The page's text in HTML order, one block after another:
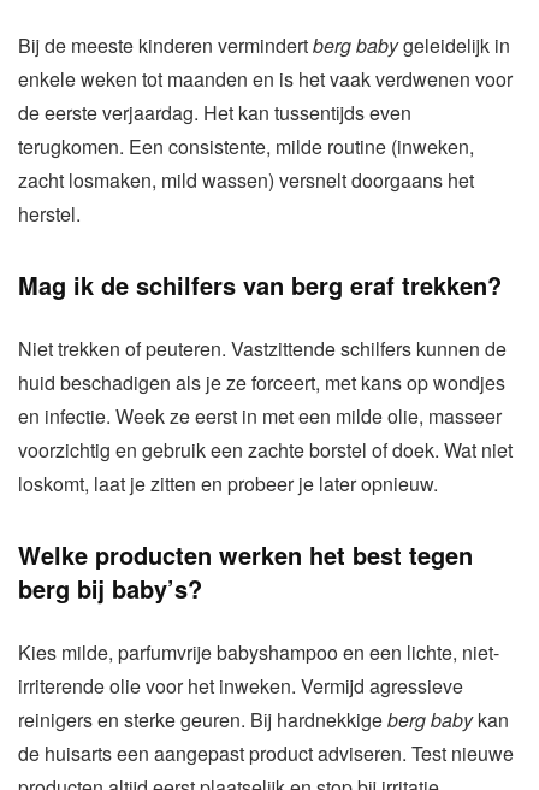
Bij de meeste kinderen vermindertberg babygeleidelijk in
enkele weken tot maanden en is het vaak verdwenen voor
de eerste verjaardag. Het kan tussentijds even
terugkomen. Een consistente, milde routine (inweken,
zacht losmaken, mild wassen) versnelt doorgaans het
herstel.
Mag ik de schilfers van berg eraf trekken?
Niet trekken of peuteren. Vastzittende schilfers kunnen de
huid beschadigen als je ze forceert, met kans op wondjes
en infectie. Week ze eerst in met een milde olie, masseer
voorzichtig en gebruik een zachte borstel of doek. Wat niet
loskomt, laat je zitten en probeer je later opnieuw.
Welke producten werken het best tegen
berg bij baby’s?
Kies milde, parfumvrije babyshampoo en een lichte, niet-
irriterende olie voor het inweken. Vermijd agressieve
reinigers en sterke geuren. Bij hardnekkigeberg babykan
de huisarts een aangepast product adviseren. Test nieuwe